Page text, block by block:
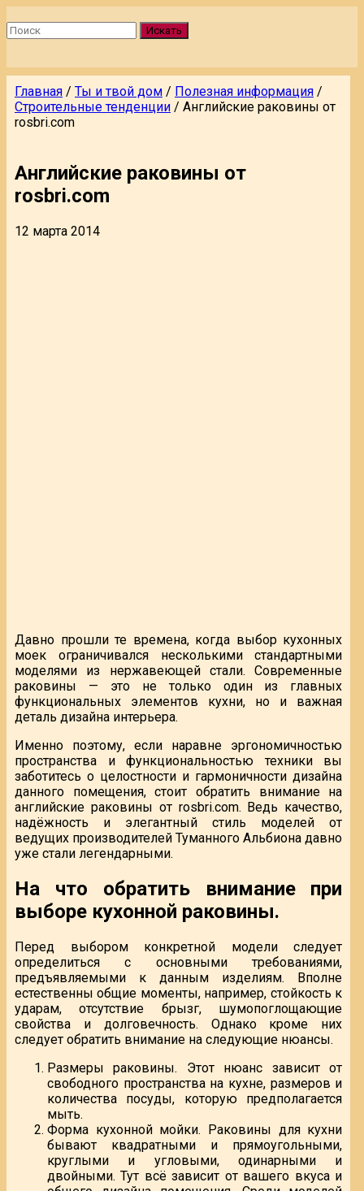
Искать
Главная / Ты и твой дом / Полезная информация /
Строительные тенденции / Английские раковины от
rosbri.com
Английские раковины от
rosbri.com
12 марта 2014
Давно прошли те времена, когда выбор кухонных
моек ограничивался несколькими стандартными
моделями из нержавеющей стали. Современные
раковины — это не только один из главных
функциональных элементов кухни, но и важная
деталь дизайна интерьера.
Именно поэтому, если наравне эргономичностью
пространства и функциональностью техники вы
заботитесь о целостности и гармоничности дизайна
данного помещения, стоит обратить внимание на
английские раковины от rosbri.com. Ведь качество,
надёжность и элегантный стиль моделей от
ведущих производителей Туманного Альбиона давно
уже стали легендарными.
На что обратить внимание при
выборе кухонной раковины.
Перед выбором конкретной модели следует
определиться с основными требованиями,
предъявляемыми к данным изделиям. Вполне
естественны общие моменты, например, стойкость к
ударам, отсутствие брызг, шумопоглощающие
свойства и долговечность. Однако кроме них
следует обратить внимание на следующие нюансы.
Размеры раковины. Этот нюанс зависит от
свободного пространства на кухне, размеров и
количества посуды, которую предполагается
мыть.
Форма кухонной мойки. Раковины для кухни
бывают квадратными и прямоугольными,
круглыми и угловыми, одинарными и
двойными. Тут всё зависит от вашего вкуса и